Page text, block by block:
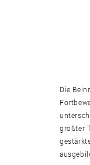
Die
größter